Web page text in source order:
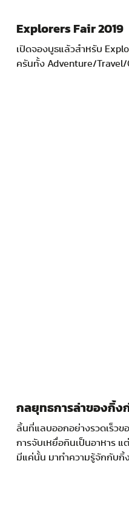
Explorers Fair 2019
เปิดจองบูธแล้วสำหรับ
ครันทั้ง Adventure/
กลยุทธการล่าของกิ้ง
ลิ้นที่แลบออกอย่างรวดเร็วข
การจับเหยื่อกินเป็นอาหาร แ
มีแค่นั้น มาทำความรู้จักกับกิ้